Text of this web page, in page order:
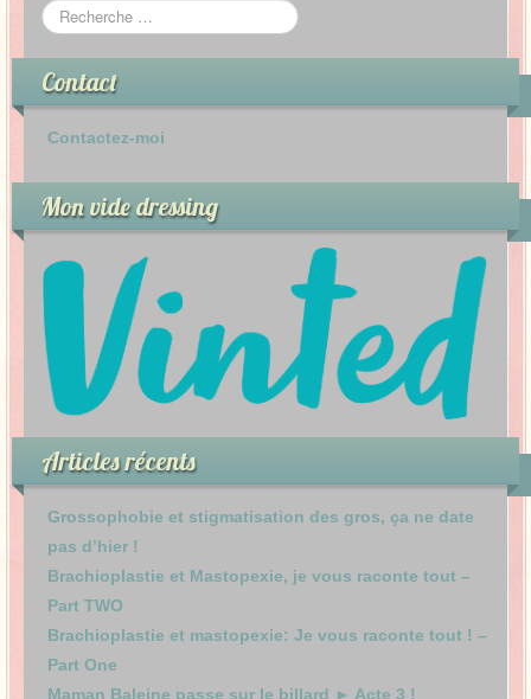
Contact
Contactez-moi
Mon vide dressing
Articles récents
Grossophobie et stigmatisation des gros, ça ne date
pas d’hier !
Brachioplastie et Mastopexie, je vous raconte tout –
Part TWO
Brachioplastie et mastopexie: Je vous raconte tout ! –
Part One
Maman Baleine passe sur le billard ► Acte 3 !